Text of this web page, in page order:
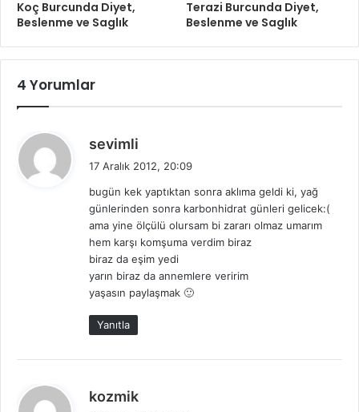
Koç Burcunda Diyet,
Beslenme ve Saglık
Terazi Burcunda Diyet,
Beslenme ve Saglık
4 Yorumlar
sevimli
i
k
i
17 Aralık 2012, 20:09
bugün kek yaptıktan sonra aklıma geldi ki, yağ
günlerinden sonra karbonhidrat günleri gelicek:(
ama yine ölçülü olursam bi zararı olmaz umarım
hem karşı komşuma verdim biraz
biraz da eşim yedi
yarın biraz da annemlere veririm
yaşasın paylaşmak 🙂
Yanıtla
kozmik